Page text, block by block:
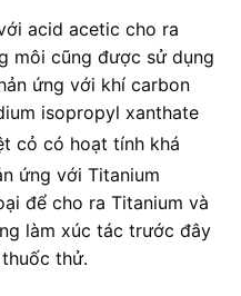
acid acetic cho ra
môi cũng được sử dụng
ứng với khí carbon
isopropyl xanthate
cỏ có hoạt tính khá
ứng với Titanium
để cho ra Titanium và
làm xúc tác trước đây
thử.